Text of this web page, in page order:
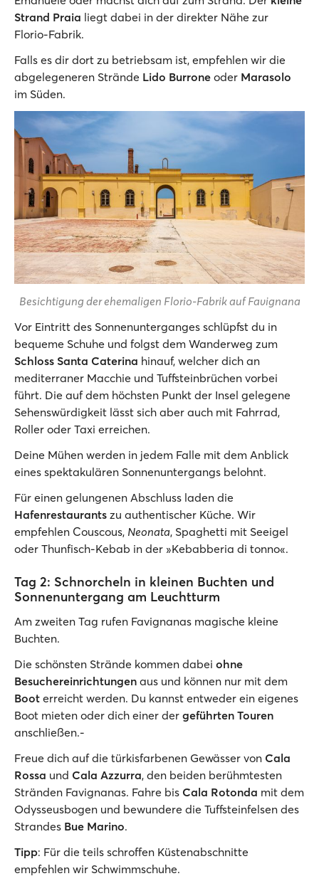
Strand Praia liegt dabei in der direkter Nähe zur
Florio-Fabrik.
Falls es dir dort zu betriebsam ist, empfehlen wir die
abgelegeneren Strände Lido Burrone oder Marasolo
im Süden.
Besichtigung der ehemaligen Florio-Fabrik auf Favignana
Vor Eintritt des Sonnenunterganges schlüpfst du in
bequeme Schuhe und folgst dem Wanderweg zum
Schloss Santa Caterina hinauf, welcher dich an
mediterraner Macchie und Tuffsteinbrüchen vorbei
führt. Die auf dem höchsten Punkt der Insel gelegene
Sehenswürdigkeit lässt sich aber auch mit Fahrrad,
Roller oder Taxi erreichen.
Deine Mühen werden in jedem Falle mit dem Anblick
eines spektakulären Sonnenuntergangs belohnt.
Für einen gelungenen Abschluss laden die
Hafenrestaurants zu authentischer Küche. Wir
empfehlen Couscous, Neonata, Spaghetti mit Seeigel
oder Thunfisch-Kebab in der »Kebabberia di tonno«.
Tag 2: Schnorcheln in kleinen Buchten und
Sonnenuntergang am Leuchtturm
Am zweiten Tag rufen Favignanas magische kleine
Buchten.
Die schönsten Strände kommen dabei ohne
Besuchereinrichtungen aus und können nur mit dem
Boot erreicht werden. Du kannst entweder ein eigenes
Boot mieten oder dich einer der geführten Touren
anschließen.-
Freue dich auf die türkisfarbenen Gewässer von Cala
Rossa und Cala Azzurra, den beiden berühmtesten
Stränden Favignanas. Fahre bis Cala Rotonda mit dem
Odysseusbogen und bewundere die Tuffsteinfelsen des
Strandes Bue Marino.
Tipp: Für die teils schroffen Küstenabschnitte
empfehlen wir Schwimmschuhe.